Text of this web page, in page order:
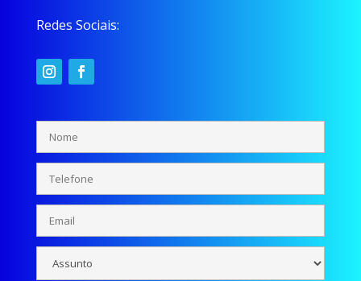
Redes Sociais: